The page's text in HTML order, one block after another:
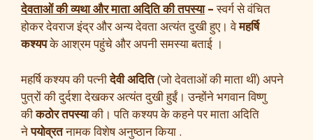
देवताओं की व्यथा और माता अदिति की तपस्या–स्वर्ग से वंचित
होकर देवराज इंद्र और अन्य देवता अत्यंत दुखी हुए। वेमहर्षि
कश्यपके आश्रम पहुंचे और अपनी समस्या बताई ।
महर्षि कश्यप की पत्नीदेवी अदिति(जो देवताओं की माता थीं) अपने
पुत्रों की दुर्दशा देखकर अत्यंत दुखी हुईं। उन्होंने भगवान विष्णु
कीकठोर तपस्याकी। पति कश्यप के कहने पर माता अदिति
नेपयोव्रतनामक विशेष अनुष्ठान किया .